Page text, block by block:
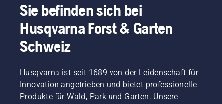
Sie befinden sich bei
Husqvarna Forst & Garten
Schweiz
Husqvarna ist seit 1689 von der Leidenschaft für
Innovation angetrieben und bietet professionelle
Produkte für Wald, Park und Garten. Unsere